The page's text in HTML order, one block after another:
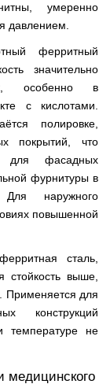
умеренно
давлением.
ферритный
значительно
особенно в
с кислотами.
полировке,
покрытий, что
для фасадных
фурнитуры в
наружного
повышенной
сталь,
стойкость выше,
Применяется для
конструкций
температуре не
медицинского